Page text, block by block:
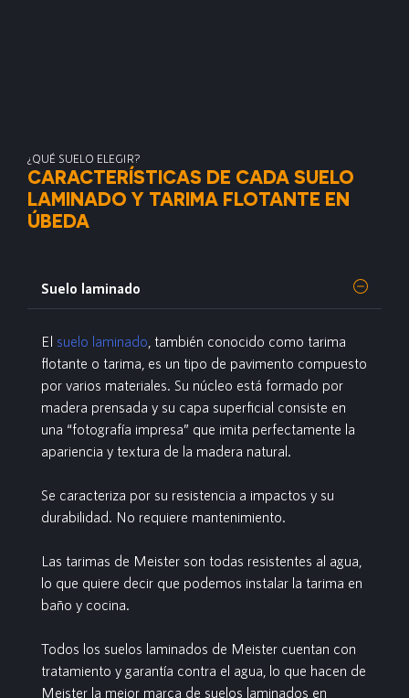
¿QUÉ SUELO ELEGIR?
CARACTERÍSTICAS DE CADA SUELO
LAMINADO Y TARIMA FLOTANTE EN
ÚBEDA
Suelo laminado
El suelo laminado , también conocido como tarima
flotante o tarima, es un tipo de pavimento compuesto
por varios materiales. Su núcleo está formado por
madera prensada y su capa superficial consiste en
una “fotografía impresa” que imita perfectamente la
apariencia y textura de la madera natural.
Se caracteriza por su resistencia a impactos y su
durabilidad. No requiere mantenimiento.
Las tarimas de Meister son todas resistentes al agua,
lo que quiere decir que podemos instalar la tarima en
baño y cocina.
Todos los suelos laminados de Meister cuentan con
tratamiento y garantía contra el agua, lo que hacen de
Meister la mejor marca de suelos laminados en